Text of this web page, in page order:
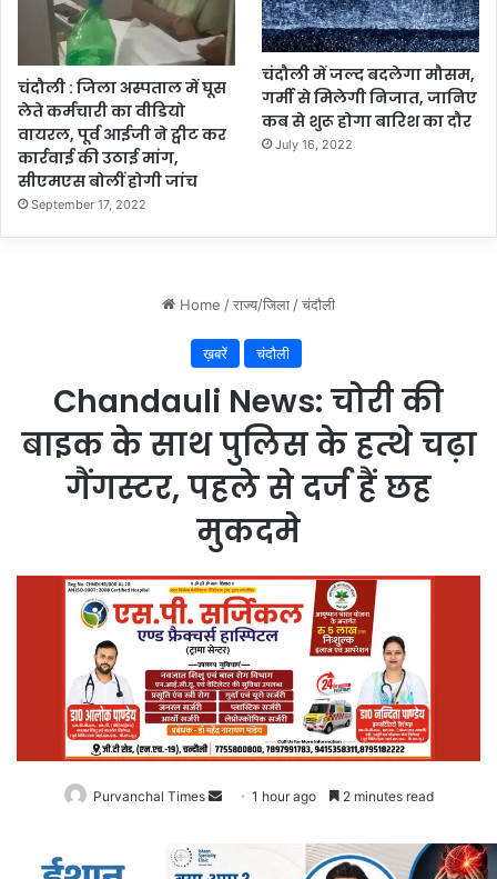
चंदौली : जिला अस्पताल में घूस
लेते कर्मचारी का वीडियो
वायरल, पूर्व आईजी ने ट्वीट कर
कार्रवाई की उठाई मांग,
सीएमएस बोलीं होगी जांच
September 17, 2022
चंदौली में जल्द बदलेगा मौसम,
गर्मी से मिलेगी निजात, जानिए
कब से शुरू होगा बारिश का दौर
July 16, 2022